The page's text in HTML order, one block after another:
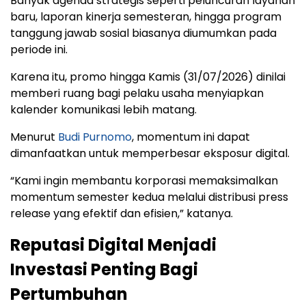
baru, laporan kinerja semesteran, hingga program
tanggung jawab sosial biasanya diumumkan pada
periode ini.
Karena itu, promo hingga Kamis (31/07/2026) dinilai
memberi ruang bagi pelaku usaha menyiapkan
kalender komunikasi lebih matang.
Menurut Budi Purnomo, momentum ini dapat
dimanfaatkan untuk memperbesar eksposur digital.
“Kami ingin membantu korporasi memaksimalkan
momentum semester kedua melalui distribusi press
release yang efektif dan efisien,” katanya.
Reputasi Digital Menjadi
Investasi Penting Bagi
Pertumbuhan